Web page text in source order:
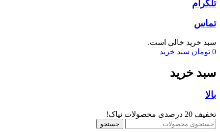
تلگرام
تماس
سبد خرید خالی است.
0 تومان سبد خرید
سبد خرید
بالا
تخفیف 20 درصدی محصولات نیاک!
جستجو